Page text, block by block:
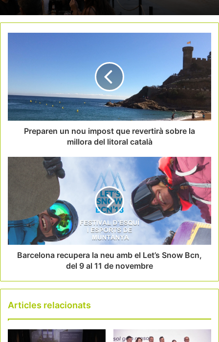
Preparen un nou impost que revertirà sobre la
millora del litoral català
Barcelona recupera la neu amb el Let’s Snow Bcn,
del 9 al 11 de novembre
Articles relacionats